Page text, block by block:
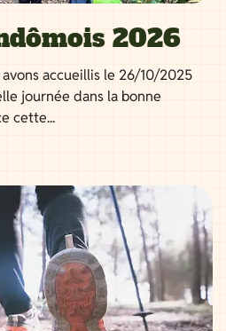
2026
accueillis le 26/10/2025
journée dans la bonne
cette...